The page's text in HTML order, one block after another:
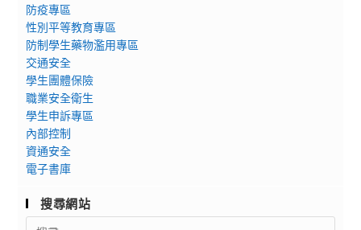
防疫專區
性別平等教育專區
防制學生藥物濫用專區
交通安全
學生團體保險
職業安全衛生
學生申訴專區
內部控制
資通安全
電子書庫
搜尋網站
Search